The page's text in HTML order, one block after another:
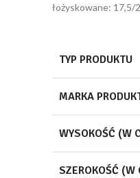
łożyskowane: 17,5/
TYP PRODUKTU
MARKA
WYSOKOŚĆ (W
SZEROKOŚĆ (W